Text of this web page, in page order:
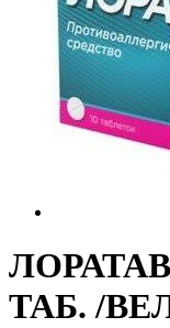
ТАБ. /